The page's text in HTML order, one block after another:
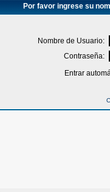
Por favor ingrese su
Nombre de Usuario:
Contraseña:
Entrar